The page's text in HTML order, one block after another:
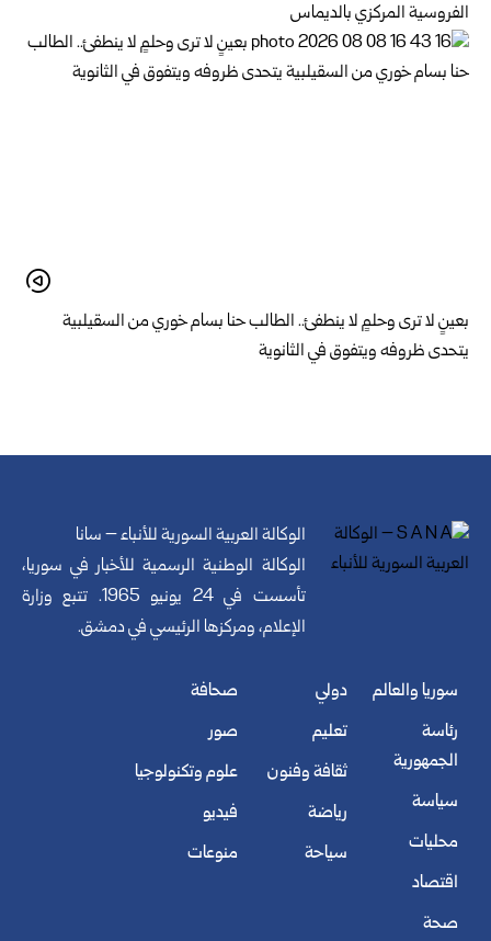
الفروسية المركزي بالديماس
بعينٍ لا ترى وحلمٍ لا ينطفئ.. الطالب حنا بسام خوري من السقيلبية
يتحدى ظروفه ويتفوق في الثانوية
الوكالة العربية السورية للأنباء – سانا
الوكالة الوطنية الرسمية للأخبار في سوريا،
تأسست في 24 يونيو 1965. تتبع وزارة
الإعلام، ومركزها الرئيسي في دمشق.
سوريا والعالم
رئاسة
الجمهورية
سياسة
محليات
اقتصاد
صحة
دولي
تعليم
ثقافة وفنون
رياضة
سياحة
صحافة
صور
علوم وتكنولوجيا
فيديو
منوعات